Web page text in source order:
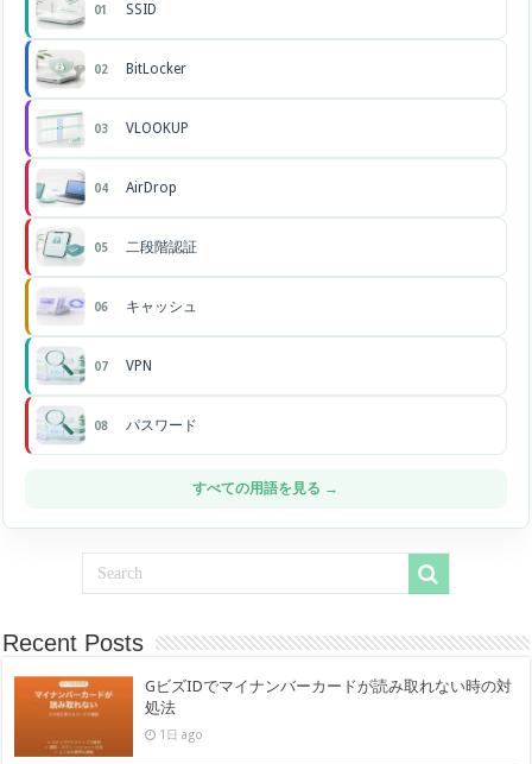
01 SSID
02 BitLocker
03 VLOOKUP
04 AirDrop
05 二段階認証
06 キャッシュ
07 VPN
08 パスワード
すべての用語を見る →
Recent Posts
GビズIDでマイナンバーカードが読み取れない時の対
処法
1日 ago